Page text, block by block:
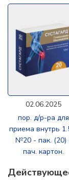
02.06.2025
пор. д/р-ра для
приема внутрь
№20 - пак. (20)
пач. картон.